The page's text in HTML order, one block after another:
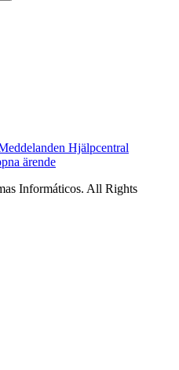
Hjälpcentral
ärende
Informáticos. All Rights